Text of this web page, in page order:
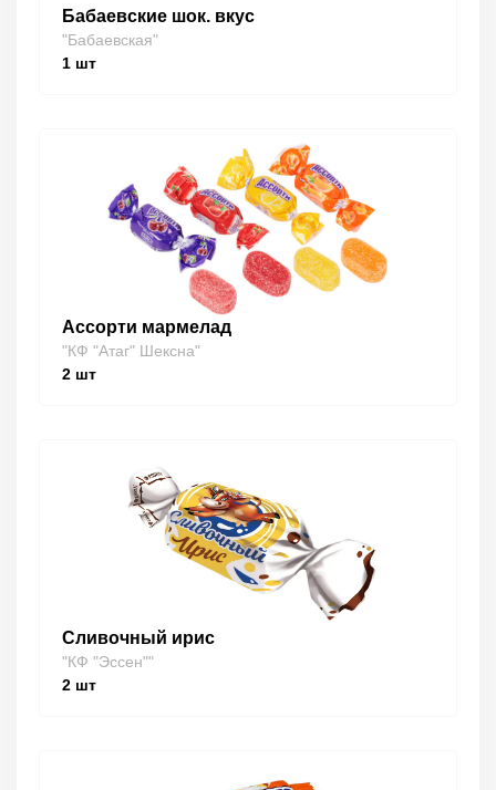
Бабаевские шок. вкус
"Бабаевская"
1 шт
Ассорти мармелад
"КФ "Атаг" Шексна"
2 шт
Сливочный ирис
"КФ "Эссен""
2 шт